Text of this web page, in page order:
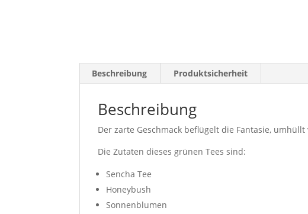
Beschreibung Produktsicherheit
Beschreibung
Der zarte Geschmack beflügelt die Fantasie,
Die Zutaten dieses grünen Tees sind:
Sencha Tee
Honeybush
Sonnenblumen